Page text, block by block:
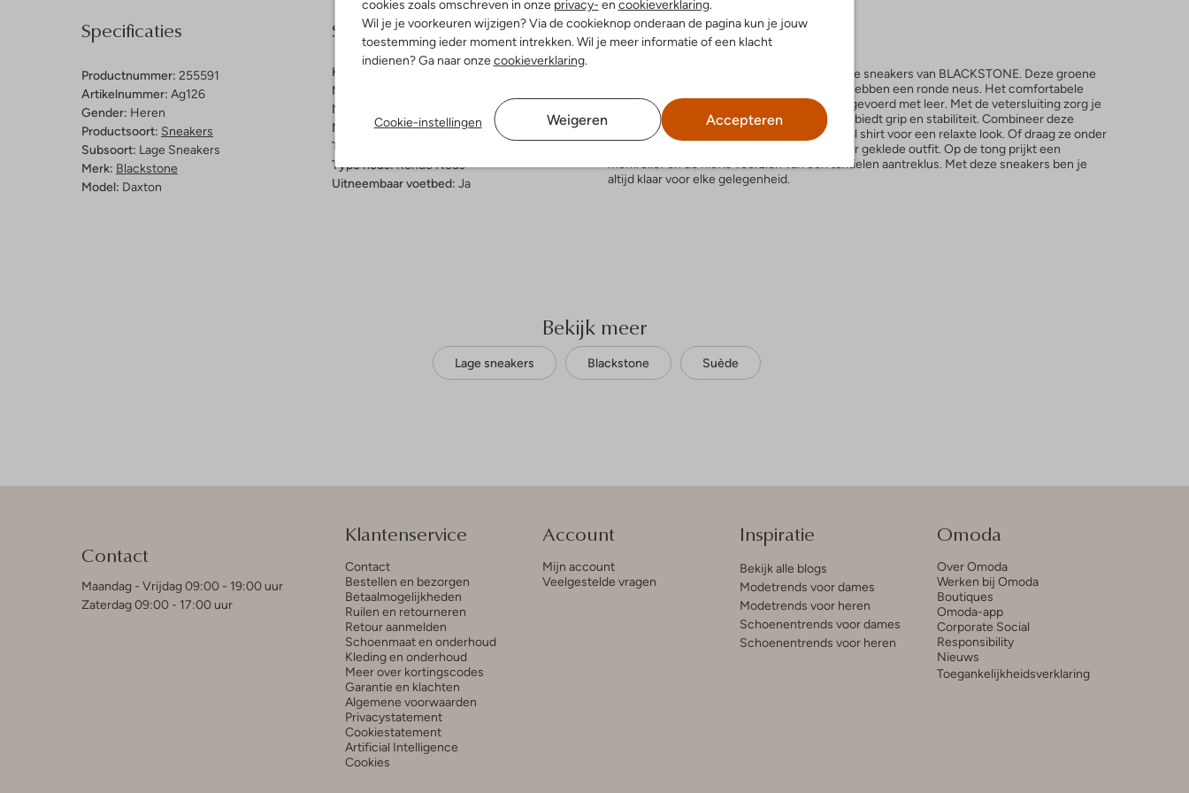
cookies zoals omschreven in onze privacy- en cookieverklaring.
Wil je je voorkeuren wijzigen? Via de cookieknop onderaan de pagina kun je jouw
toestemming ieder moment intrekken. Wil je meer informatie of een klacht
indienen? Ga naar onzecookieverklaring.
Cookie-instellingen Weigeren Accepteren
Specificaties
Productnummer: 255591
Artikelnummer: Ag126
Gender: Heren
Productsoort: Sneakers
Subsoort: Lage Sneakers
Merk: Blackstone
Model: Daxton
Samenstelling & Pasvorm
Kleur:
Materiaal buitenkant:
Materiaal binnenkant:
Materiaal zool:Rubber
Type sluiting:
Type neus:Ronde Neus
Uitneembaar voetbed: Ja
Omschrijving
Stap stijlvol de dag door met de DAXTON lage sneakers van BLACKSTONE. Deze groene
herenschoenen zijn gemaakt van suède en hebben een ronde neus. Het comfortabele
voetbed is uitneembaar en de binnenkant is gevoerd met leer. Met de vetersluiting zorg je
voor de perfecte pasvorm. De rubberen zool biedt grip en stabiliteit. Combineer deze
trendy sneakers met een jeans en een casual shirt voor een relaxte look. Of draag ze onder
een chino en een nette blouse voor een meer geklede outfit. Op de tong prijkt een
merkreliëf en de hiel is voorzien van een textielen aantreklus. Met deze sneakers ben je
altijd klaar voor elke gelegenheid.
Bekijk meer
Lage sneakers Blackstone Suède
Contact
Maandag - Vrijdag 09:00 - 19:00 uur
Zaterdag 09:00 - 17:00 uur
Klantenservice
Contact
Bestellen en bezorgen
Betaalmogelijkheden
Ruilen en retourneren
Retour aanmelden
Schoenmaat en onderhoud
Kleding en onderhoud
Meer over kortingscodes
Garantie en klachten
Algemene voorwaarden
Privacystatement
Cookiestatement
Artificial Intelligence
Cookies
Account
Mijn account
Veelgestelde vragen
Inspiratie
Bekijk alle blogs
Modetrends voor dames
Modetrends voor heren
Schoenentrends voor dames
Schoenentrends voor heren
Omoda
Over Omoda
Werken bij Omoda
Boutiques
Omoda-app
Corporate Social
Responsibility
Nieuws
Toegankelijkheidsverklaring